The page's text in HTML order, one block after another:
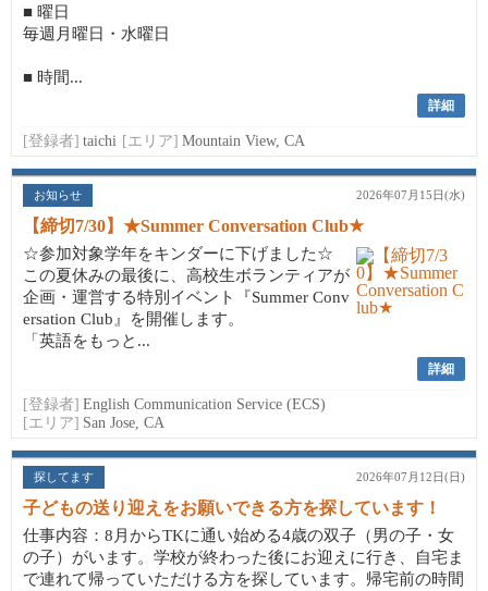
■ 曜日
毎週月曜日・水曜日
■ 時間...
詳細
[登録者] taichi [エリア] Mountain View, CA
お知らせ 2026年07月15日(水)
【締切7/30】★Summer Conversation Club★
☆参加対象学年をキンダーに下げました☆
この夏休みの最後に、高校生ボランティアが
企画・運営する特別イベント『Summer Conv
ersation Club』を開催します。
「英語をもっと...
詳細
[登録者] English Communication Service (ECS)
[エリア] San Jose, CA
探してます 2026年07月12日(日)
子どもの送り迎えをお願いできる方を探しています！
仕事内容：8月からTKに通い始める4歳の双子（男の子・女
の子）がいます。学校が終わった後にお迎えに行き、自宅ま
で連れて帰っていただける方を探しています。帰宅前の時間